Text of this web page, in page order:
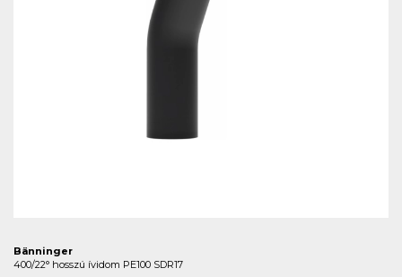
Bänninger
400/22° hosszú ívidom PE100 SDR17